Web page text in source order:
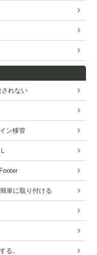
れない
ン移管
単に取り付ける
る。